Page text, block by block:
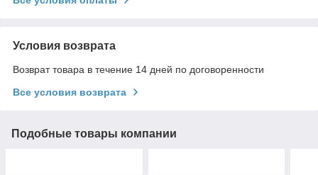
Условия возврата
Возврат товара в течение 14 дней по договоренности
Все условия возврата
Подобные товары компании